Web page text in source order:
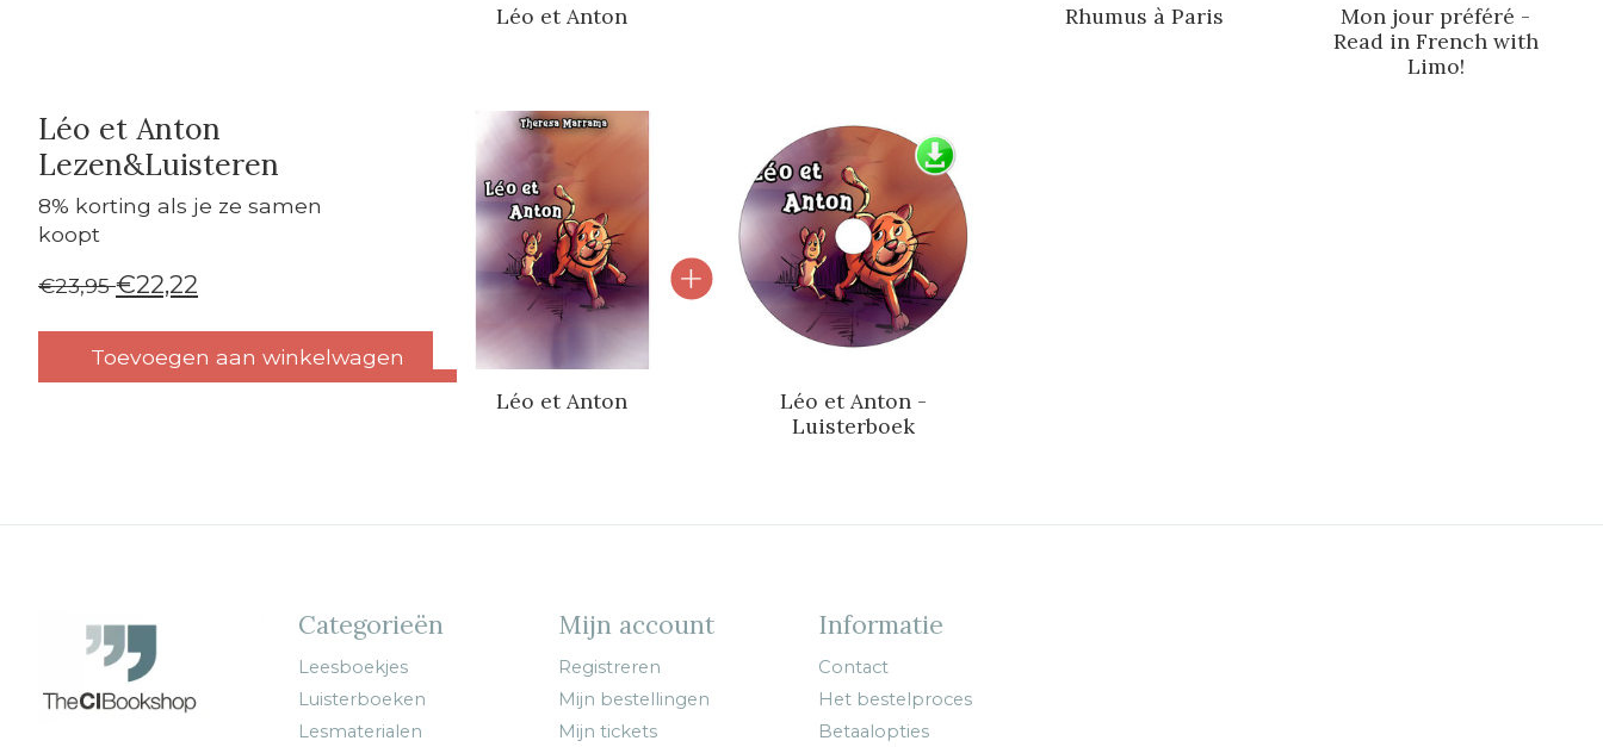
Léo et Anton Rhumus à Paris
Mon jour préféré -
Read in French with
Limo!
Léo et Anton
Lezen&Luisteren
8% korting als je ze samen
koopt
€23,95€22,22
Toevoegen aan winkelwagen
Carrousel van gebundelde producten
Léo et Anton
Léo et Anton -
Luisterboek
Categorieën
Leesboekjes
Luisterboeken
Lesmaterialen
Mijn account
Registreren
Mijn bestellingen
Mijn tickets
Informatie
Contact
Het bestelproces
Betaalopties